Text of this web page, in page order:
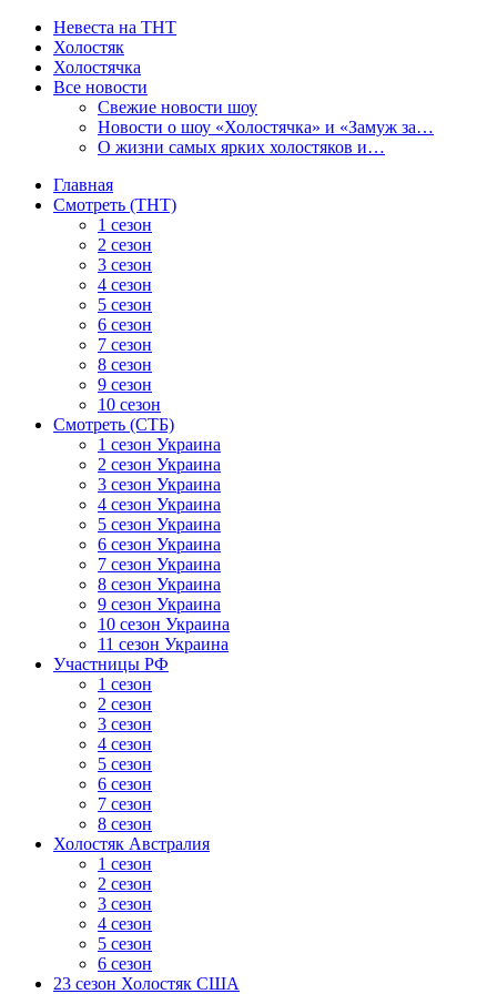
Невеста на ТНТ
Холостяк
Холостячка
Все новости
Свежие новости шоу
Новости о шоу «Холостячка» и «Замуж за…
О жизни самых ярких холостяков и…
Главная
Смотреть (ТНТ)
1 сезон
2 сезон
3 сезон
4 сезон
5 сезон
6 сезон
7 сезон
8 сезон
9 сезон
10 сезон
Смотреть (СТБ)
1 сезон Украина
2 сезон Украина
3 сезон Украина
4 сезон Украина
5 сезон Украина
6 сезон Украина
7 сезон Украина
8 сезон Украина
9 сезон Украина
10 сезон Украина
11 сезон Украина
Участницы РФ
1 сезон
2 сезон
3 сезон
4 сезон
5 сезон
6 сезон
7 сезон
8 сезон
Холостяк Австралия
1 сезон
2 сезон
3 сезон
4 сезон
5 сезон
6 сезон
23 сезон Холостяк США